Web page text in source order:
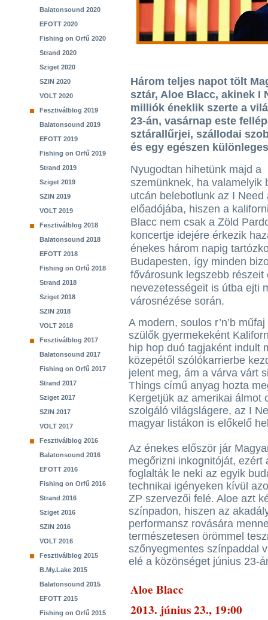
Balatonsound 2020
EFOTT 2020
Fishing on Orfű 2020
Strand 2020
Sziget 2020
SZIN 2020
VOLT 2020
Fesztiválblog 2019
Balatonsound 2019
EFOTT 2019
Fishing on Orfű 2019
Strand 2019
Sziget 2019
SZIN 2019
VOLT 2019
Fesztiválblog 2018
Balatonsound 2018
EFOTT 2018
Fishing on Orfű 2018
Strand 2018
Sziget 2018
SZIN 2018
VOLT 2018
Fesztiválblog 2017
Balatonsound 2017
Fishing on Orfű 2017
Strand 2017
Sziget 2017
SZIN 2017
VOLT 2017
Fesztiválblog 2016
Balatonsound 2016
EFOTT 2016
Fishing on Orfű 2016
Strand 2016
Sziget 2016
SZIN 2016
VOLT 2016
Fesztiválblog 2015
B.My.Lake 2015
Balatonsound 2015
EFOTT 2015
Fishing on Orfű 2015
Három teljes napot tölt
sztár, Aloe Blacc, akinek I
milliók éneklik szerte a
23-án, vasárnap este
sztárallűrjei, szállodai
és egy egészen
Nyugodtan hihetünk majd a
szemünknek, ha valamelyik
utcán belebotlunk az I Need
előadójába, hiszen a
Blacc nem csak a Zöld
koncertje idejére érkezik
énekes három napig
Budapesten, így minden
fővárosunk legszebb részeit
nevezetességeit is útba ejti
városnézése során.
A modern, soulos r’n’b
szülők gyermekeként
hip hop duó tagjaként indult
közepétől szólókarrierbe
jelent meg, ám a várva várt
Things című anyag hozta
Kergetjük az amerikai álmot
szolgáló világslágere, az I
magyar listákon is előkelő
Az énekes először jár
megőrizni inkognitóját,
foglalták le neki az egyik
technikai igényeken kívül
ZP szervezői felé. Aloe azt
színpadon, hiszen az
performansz rovására
természetesen örömmel
szőnyegmentes színpaddal
elé a közönséget június 23-
Aloe Blacc
2013. június 23., 19:00